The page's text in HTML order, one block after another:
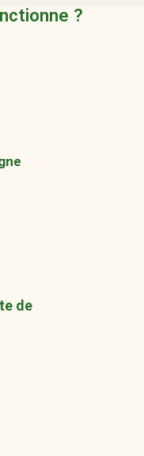
?
de